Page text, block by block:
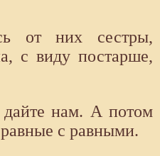
от них сестры,
с виду постарше,
нам. А потом
равные с равными.